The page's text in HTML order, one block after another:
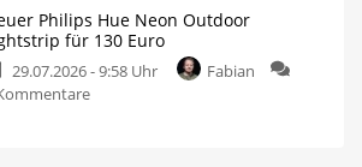
Philips Hue Neon Outdoor
für 130 Euro
29.07.2026 - 9:58 Uhr
Fabian